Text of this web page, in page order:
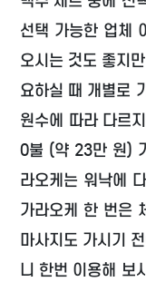
선택 가능한 업체
오시는 것도 좋지
요하실 때 개별로
원수에 따라 다르
0불 (약 23만 원)
라오케는 워낙에
가라오케 한 번은
마사지도 가시기
니 한번 이용해 보